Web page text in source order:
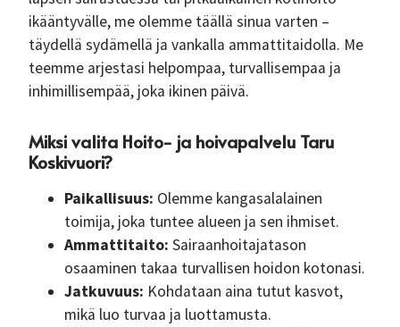
ikääntyvälle, me olemme täällä sinua varten –
täydellä sydämellä ja vankalla ammattitaidolla. Me
teemme arjestasi helpompaa, turvallisempaa ja
inhimillisempää, joka ikinen päivä.
Miksi valita Hoito- ja hoivapalvelu Taru
Koskivuori?
Paikallisuus: Olemme kangasalalainen
toimija, joka tuntee alueen ja sen ihmiset.
Ammattitaito: Sairaanhoitajatason
osaaminen takaa turvallisen hoidon kotonasi.
Jatkuvuus: Kohdataan aina tutut kasvot,
mikä luo turvaa ja luottamusta.